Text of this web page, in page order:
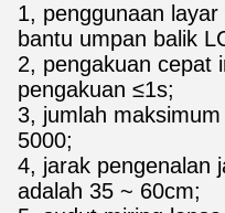
1, penggunaan
bantu umpan balik
2, pengakuan cepat
pengakuan ≤1s;
3, jumlah
5000;
4, jarak pengenalan
adalah 35 ~ 60cm;